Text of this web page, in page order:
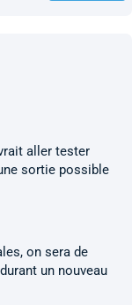
aller tester
sortie possible
on sera de
un nouveau